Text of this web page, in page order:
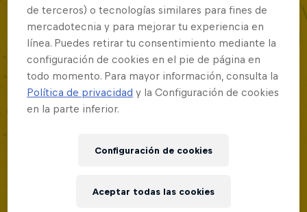
Red Bull Batalla Nueva Historia:
MC BATTLE
de terceros) o tecnologías similares para fines de
mercadotecnia y para mejorar tu experiencia en
línea. Puedes retirar tu consentimiento mediante la
configuración de cookies en el pie de página en
todo momento. Para mayor información, consulta la
Política de privacidad y la Configuración de cookies
en la parte inferior.
Configuración de cookies
Aceptar todas las cookies